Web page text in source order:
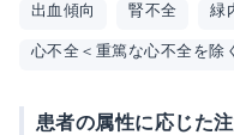
出血傾向 腎不全 緑
心不全＜重篤な心不全を除
患者の属性に応じた